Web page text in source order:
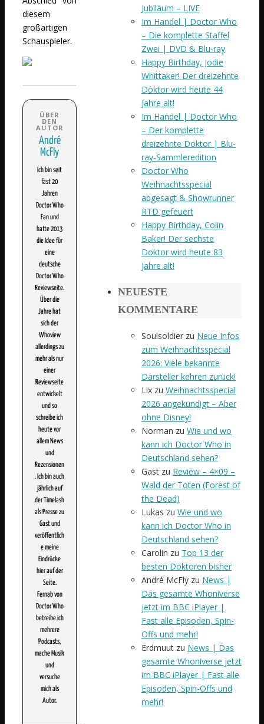
diesem
großartigen
Schauspieler.
André
McFly
Ich bin seit
fast 20
Jahren
Doctor Who
Fan und
hatte 2013
die Idee für
eine
deutsche
Doctor Who
Reviewseite.
Über die
Jahre hat
sich der
Whoview
allerdings zu
mehr als nur
einer
Reviewseite
entwickelt
und so
schreibe ich
heute vor
allem News
und
Rezensionen
. Ich bin auch
jährlich auf
der Timelash
als Presse zu
Gast und
veröffentlich
e meine
Eindrücke
hier auf der
Seite.
Fernab von
Doctor Who
betreibe ich
mehrere
Podcasts,
mache Musik
und
versuche
mich als
Autor.
Jubiläum – LIVE
Im Handel | Doctor Who
– Die komplette Staffel
Zwei | DVD & Blu-ray
Happy Birthday, Jodie
Whittaker! Der dreizehnte
Doktor wird heute 44
Jahre alt!
Im Handel | Doctor Who
– Der komplette
dreizehnte Doktor | Blu-
ray-Sammleredition
Doctor Who
Weihnachtsspecial
abgesagt & Showrunner
RTD gefeuert
Happy Birthday, Colin
Baker! Der sechste
Doktor wird heute 83
Jahre alt!
NEUESTE
KOMMENTARE
Soulsoldier zu Neue Infos
zum Weihnachtsspecial
2026: Viele bekannte
Darsteller kehren zurück!
Lix zu Weihnachtsspecial
2026 angekündigt – Aber
ohne Disney!
Norman zu Wie und wo
kann ich Doctor Who in
Deutschland sehen?
Gast zu Review – 4×09 –
Wald der Toten (Forest of
the Dead)
Lukas zu Wie und wo
kann ich Doctor Who in
Deutschland sehen?
Carolin zu Top 13 der
besten Doktoren bisher
André McFly zu News |
Das gesamte Whoniverse
jetzt im BBC iPlayer |
Fast alle Episoden, Spin-
Offs und mehr!
Erdmuut zu News | Das
gesamte Whoniverse jetzt
im BBC iPlayer | Fast alle
Episoden, Spin-Offs und
mehr!